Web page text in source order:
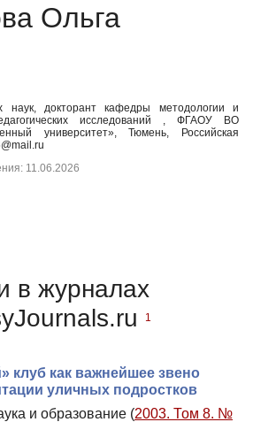
Ольга
наук, докторант кафедры методологии и
исследований , ФГАОУ ВО
университет», Тюмень, Российская
11.06.2026
в журналах
1
клуб как важнейшее звено
уличных подростков
и образование (2003. Том 8. №